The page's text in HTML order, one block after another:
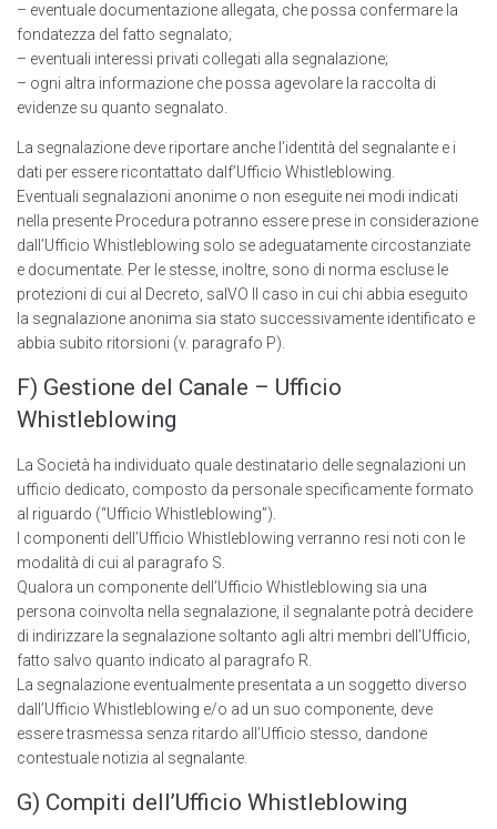
– eventuale documentazione allegata, che possa confermare la
fondatezza del fatto segnalato;
– eventuali interessi privati collegati alla segnalazione;
– ogni altra informazione che possa agevolare la raccolta di
evidenze su quanto segnalato.
La segnalazione deve riportare anche l’identità del segnalante e i
dati per essere ricontattato dalf’Ufficio Whistleblowing.
Eventuali segnalazioni anonime o non eseguite nei modi indicati
nella presente Procedura potranno essere prese in considerazione
dall’Ufficio Whistleblowing solo se adeguatamente circostanziate
e documentate. Per le stesse, inoltre, sono di norma escluse le
protezioni di cui al Decreto, salVO Il caso in cui chi abbia eseguito
la segnalazione anonima sia stato successivamente identificato e
abbia subito ritorsioni (v. paragrafo P).
F) Gestione del Canale – Ufficio
Whistleblowing
La Società ha individuato quale destinatario delle segnalazioni un
ufficio dedicato, composto da personale specificamente formato
al riguardo (“Ufficio Whistleblowing”).
I componenti delI’Ufficio Whistleblowing verranno resi noti con le
modalità di cui al paragrafo S.
Qualora un componente deII’Ufficio Whistleblowing sia una
persona coinvolta nella segnalazione, il segnalante potrà decidere
di indirizzare la segnalazione soltanto agli altri membri deII’Ufficio,
fatto salvo quanto indicato al paragrafo R.
La segnalazione eventualmente presentata a un soggetto diverso
daII’Ufficio Whistleblowing e/o ad un suo componente, deve
essere trasmessa senza ritardo aIl’Ufficio stesso, dandone
contestuale notizia al segnalante.
G) Compiti deII’Ufficio Whistleblowing